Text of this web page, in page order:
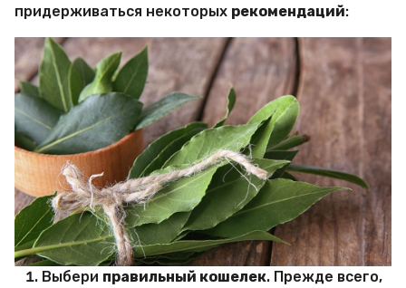
придерживаться некоторых рекомендаций:
Выбери правильный кошелек. Прежде всего,